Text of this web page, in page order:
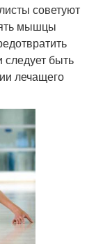
советуют
мышцы
следует быть
лечащего